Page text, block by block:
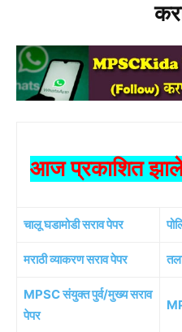
आज प्रकाशित
चालू घडामोडी सराव पेपर
मराठी व्याकरण सराव पेपर
MPSC संयुक्त पुर्व/मुख्य सराव
पेपर